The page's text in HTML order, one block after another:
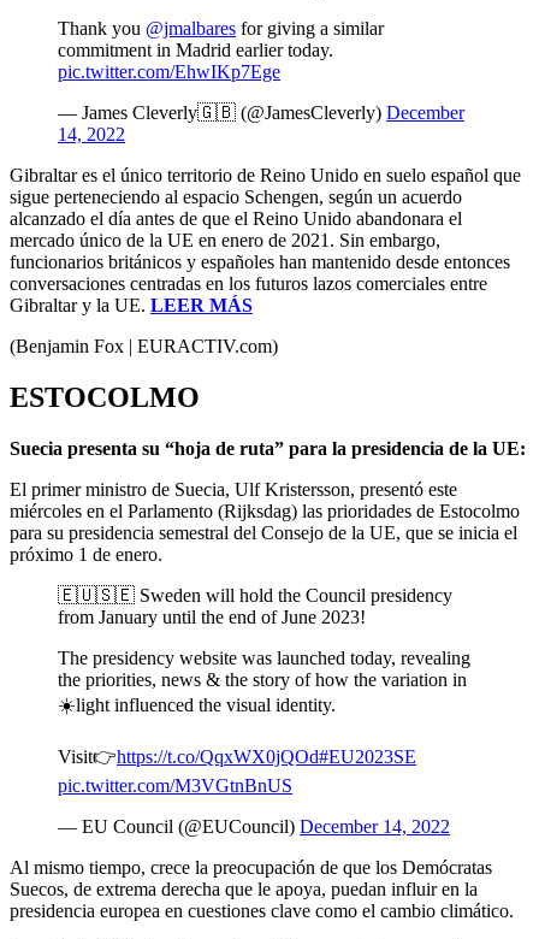
Thank you @jmalbares for giving a similar
commitment in Madrid earlier today.
pic.twitter.com/EhwIKp7Ege
— James Cleverly🇬🇧 (@JamesCleverly) December
14, 2022
Gibraltar es el único territorio de Reino Unido en suelo español que
sigue perteneciendo al espacio Schengen, según un acuerdo
alcanzado el día antes de que el Reino Unido abandonara el
mercado único de la UE en enero de 2021. Sin embargo,
funcionarios británicos y españoles han mantenido desde entonces
conversaciones centradas en los futuros lazos comerciales entre
Gibraltar y la UE. LEER MÁS
(Benjamin Fox | EURACTIV.com)
ESTOCOLMO
Suecia presenta su “hoja de ruta” para la presidencia de la UE:
El primer ministro de Suecia, Ulf Kristersson, presentó este
miércoles en el Parlamento (Rijksdag) las prioridades de Estocolmo
para su presidencia semestral del Consejo de la UE, que se inicia el
próximo 1 de enero.
🇪🇺🇸🇪 Sweden will hold the Council presidency
from January until the end of June 2023!
The presidency website was launched today, revealing
the priorities, news & the story of how the variation in
☀️light influenced the visual identity.
Visit👉https://t.co/QqxWX0jQOd#EU2023SE
pic.twitter.com/M3VGtnBnUS
— EU Council (@EUCouncil) December 14, 2022
Al mismo tiempo, crece la preocupación de que los Demócratas
Suecos, de extrema derecha que le apoya, puedan influir en la
presidencia europea en cuestiones clave como el cambio climático.